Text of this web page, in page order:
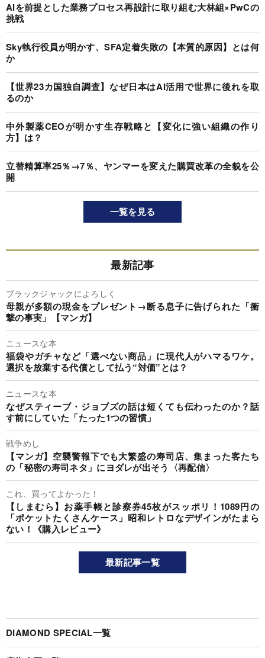
AIを前提とした業務プロセス再設計に取り組む大林組×PwCの
挑戦
Sky執行役員が明かす、SFA定着失敗の【本質的原因】とは何
か
【世界23カ国独自調査】なぜ日本はAI活用で世界に後れを取
るのか
中外製薬CEOが明かす生存戦略と【変化に強い組織の作り
方】は？
立替精算率25％→7％、ヤンマーを変えた購買改革の全貌を公
開
一覧を見る
最新記事
ブラックジャックによろしく
母親が多額の現金をプレゼント→断る息子に告げられた「衝
撃の事実」【マンガ】
ニュースな本
福袋やガチャなど「選べない商品」に現代人がハマるワケ。
選択を放棄する代償として払う“対価”とは？
ニュースな本
なぜスティーブ・ジョブズの話は短くても伝わったのか？話
す前にしていた「たった1つの習慣」
戦争めし
【マンガ】空襲警報下でも大繁盛の寿司店、集まった客たち
の「秘密の寿司ネタ」にヨダレが出そう〈再配信〉
これ、買ってよかった！
【しまむら】お薬手帳と診察券45枚がスッポリ！1089円の
「ポケットたくさんケース」昭和レトロなデザインがたまら
ない！《購入レビュー》
最新記事一覧
DIAMOND SPECIAL一覧